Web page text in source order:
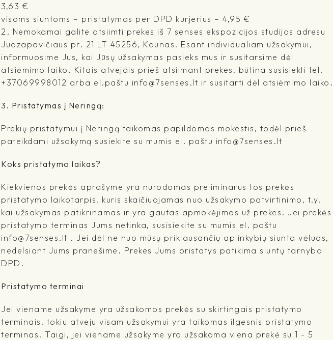
3,63 €
visoms siuntoms – pristatymas per DPD kurjerius – 4,95 €
2. Nemokamai galite atsiimti prekes iš 7 senses ekspozicijos studijos adresu
Juozapavičiaus pr. 21 LT 45256, Kaunas. Esant individualiam užsakymui,
informuosime Jus, kai Jūsų užsakymas pasieks mus ir susitarsime dėl
atsiėmimo laiko. Kitais atvejais prieš atsiimant prekes, būtina susisiekti tel.
+37069998012 arba el.paštu info@7senses.lt ir susitarti dėl atsiėmimo laiko.
3. Pristatymas į Neringą:
Prekių pristatymui į Neringą taikomas papildomas mokestis, todėl prieš
pateikdami užsakymą susiekite su mumis el. paštu info@7senses.lt
Koks pristatymo laikas?
Kiekvienos prekės aprašyme yra nurodomas preliminarus tos prekės
pristatymo laikotarpis, kuris skaičiuojamas nuo užsakymo patvirtinimo, t.y.
kai užsakymas patikrinamas ir yra gautas apmokėjimas už prekes. Jei prekės
pristatymo terminas Jums netinka, susisiekite su mumis el. paštu
info@7senses.lt . Jei dėl ne nuo mūsų priklausančių aplinkybių siunta vėluos,
nedelsiant Jums pranešime. Prekes Jums pristatys patikima siuntų tarnyba
DPD.
Pristatymo terminai
Jei viename užsakyme yra užsakomos prekės su skirtingais pristatymo
terminais, tokiu atveju visam užsakymui yra taikomas ilgesnis pristatymo
terminas. Taigi, jei viename užsakyme yra užsakoma viena prekė su 1 - 5